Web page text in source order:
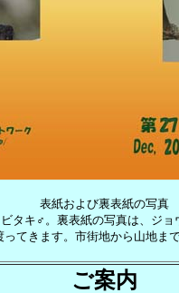
表紙および裏表紙の写真
タキ♂。裏表紙の写真は、ジョ
てきます。市街地から山地ま
ご案内